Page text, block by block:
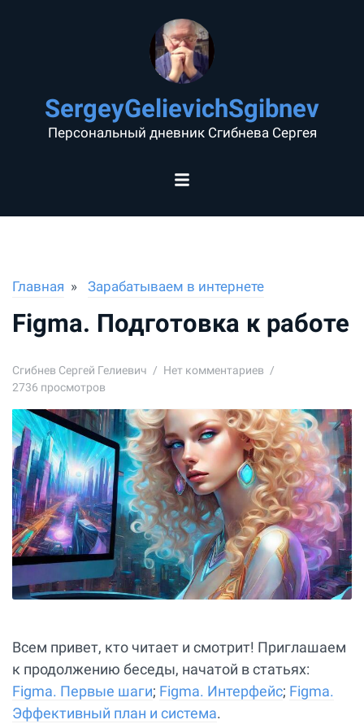
SergeyGelievichSgibnev
Персональный дневник Сгибнева Сергея
Главная Зарабатываем в интернете
Figma. Подготовка к работе
Сгибнев Сергей Гелиевич
Нет комментариев
2736 просмотров
Всем привет, кто читает и смотрит! Приглашаем
к продолжению беседы, начатой в статьях:
Figma. Первые шаги; Figma. Интерфейс; Figma.
Эффективный план и система.